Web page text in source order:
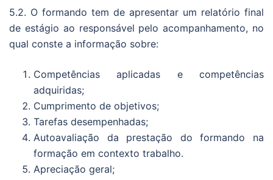
5.2. O formando tem de apresentar um relatório final
de estágio ao responsável pelo acompanhamento, no
qual conste a informação sobre:
Competências aplicadas e competências
adquiridas;
Cumprimento de objetivos;
Tarefas desempenhadas;
Autoavaliação da prestação do formando na
formação em contexto trabalho.
Apreciação geral;